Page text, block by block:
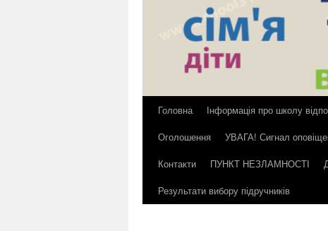
Головна Інформація про школу
Оголошення
УВАГА! Сигнал
Контакти
ПУНКТ НЕЗЛАМНОСТІ
Результати вибору підручників